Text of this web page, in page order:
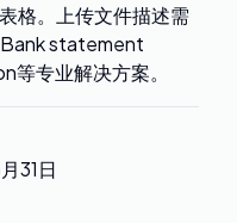
格。上传文件描述需
statement
专业解决方案。
31日